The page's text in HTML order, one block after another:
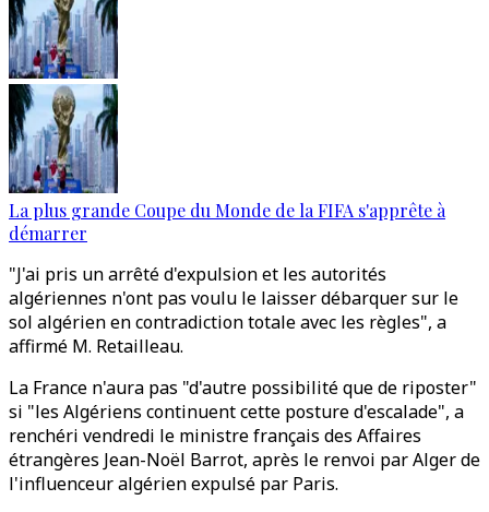
La plus grande Coupe du Monde de la FIFA s'apprête à
démarrer
"J'ai pris un arrêté d'expulsion et les autorités
algériennes n'ont pas voulu le laisser débarquer sur le
sol algérien en contradiction totale avec les règles", a
affirmé M. Retailleau.
La France n'aura pas "d'autre possibilité que de riposter"
si "les Algériens continuent cette posture d'escalade", a
renchéri vendredi le ministre français des Affaires
étrangères Jean-Noël Barrot, après le renvoi par Alger de
l'influenceur algérien expulsé par Paris.